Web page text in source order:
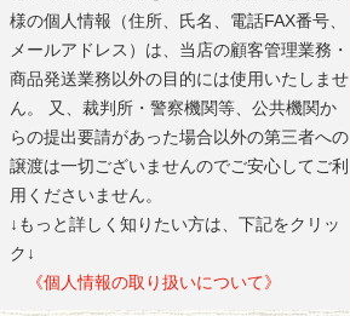
様の個人情報（住所、氏名、電話FAX番号、
メールアドレス）は、当店の顧客管理業務・
商品発送業務以外の目的には使用いたしませ
ん。 又、裁判所・警察機関等、公共機関か
らの提出要請があった場合以外の第三者への
譲渡は一切ございませんのでご安心してご利
用くださいません。
↓もっと詳しく知りたい方は、下記をクリッ
ク↓
《個人情報の取り扱いについて》